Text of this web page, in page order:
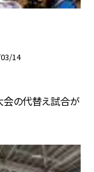
14
会の代替え試合が